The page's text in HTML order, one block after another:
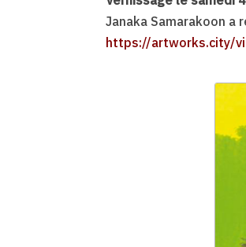
Janaka Samarakoon
https://artworks.city/